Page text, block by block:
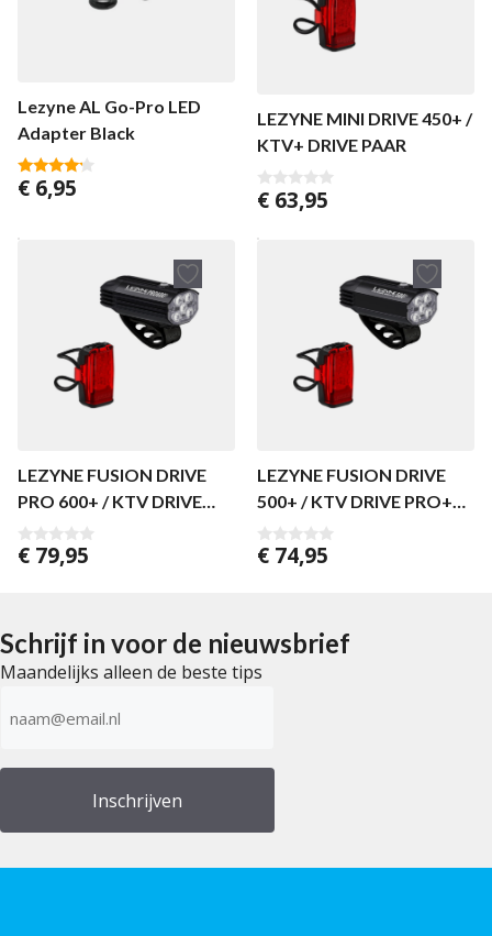
Lezyne AL Go-Pro LED
Adapter Black
4.00
van 5
€ 6,95
LEZYNE MINI DRIVE 450+ /
KTV+ DRIVE PAAR
0
v
n
€ 63,95
LEZYNE FUSION DRIVE
PRO 600+ / KTV DRIVE
PRO+ PAAR
0
€ 79,95
LEZYNE FUSION DRIVE
500+ / KTV DRIVE PRO+
PAAR
0
€ 74,95
Schrijf in voor de nieuwsbrief
Maandelijks alleen de beste tips
mailadres